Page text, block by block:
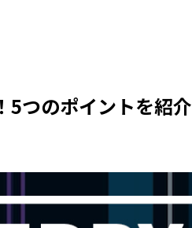
5つのポイントを紹介